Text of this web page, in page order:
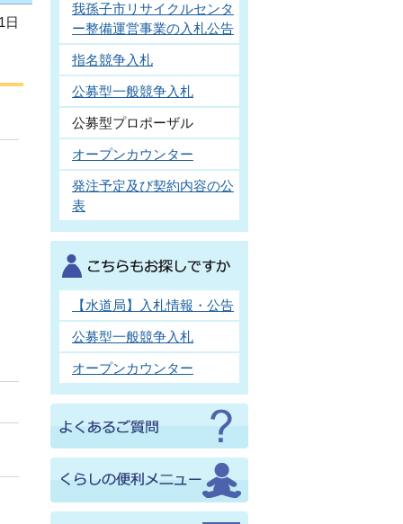
日
我孫子市リサイクルセンタ
ー整備運営事業の入札公告
指名競争入札
公募型一般競争入札
公募型プロポーザル
オープンカウンター
発注予定及び契約内容の公
表
【水道局】入札情報・公告
公募型一般競争入札
オープンカウンター